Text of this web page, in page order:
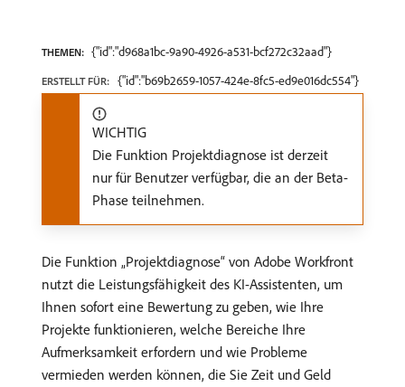
THEMEN: {"id":"d968a1bc-9a90-4926-a531-bcf272c32aad"}
ERSTELLT FÜR: {"id":"b69b2659-1057-424e-8fc5-ed9e016dc554"}
WICHTIG
Die Funktion Projektdiagnose ist derzeit
nur für Benutzer verfügbar, die an der Beta-
Phase teilnehmen.
Die Funktion „Projektdiagnose“ von Adobe Workfront
nutzt die Leistungsfähigkeit des KI-Assistenten, um
Ihnen sofort eine Bewertung zu geben, wie Ihre
Projekte funktionieren, welche Bereiche Ihre
Aufmerksamkeit erfordern und wie Probleme
vermieden werden können, die Sie Zeit und Geld